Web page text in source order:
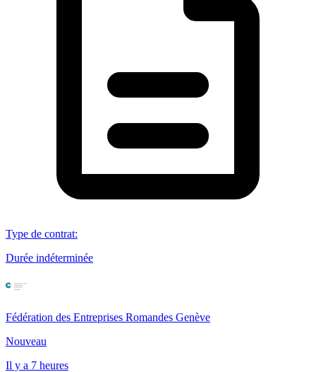
Type de contrat:
Durée indéterminée
Fédération des Entreprises Romandes Genève
Nouveau
Il y a 7 heures